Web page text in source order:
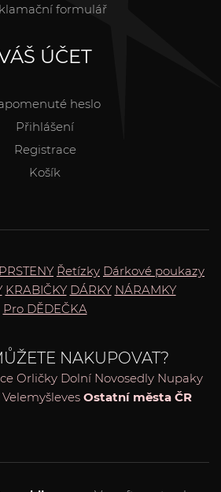
formulář
ÚČET
heslo
Přihlášení
Registrace
Košík
PRSTENY Řetízky Dárkové poukazy
KRABIČKY DÁRKY NÁRAMKY
Pro DĚDEČKA
NAKUPOVAT?
Orličky Dolní Novosedly Nupaky
Velemyšleves Ostatní města ČR